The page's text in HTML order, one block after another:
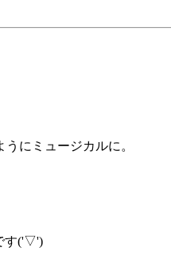
にミュージカルに。
す('▽')